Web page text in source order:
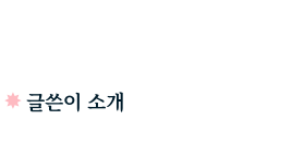
✸ 글쓴이 소개